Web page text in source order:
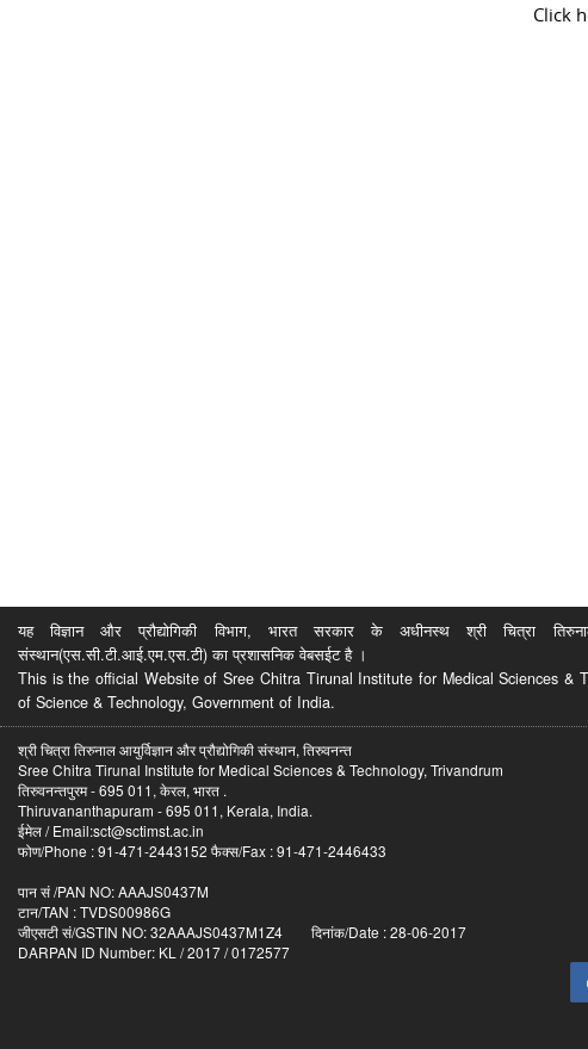
Click
यह विज्ञान और प्रौद्योगिकी विभाग, भारत सरकार के अधीनस्थ श्री चित्रा तिरुनाल
संस्थान(एस.सी.टी.आई.एम.एस.टी) का प्रशासनिक वेबसईट है ।
This is the official Website of Sree Chitra Tirunal Institute for Medical Sciences &
of Science & Technology, Government of India.
श्री चित्रा तिरुनाल आयुर्विज्ञान और प्रौद्योगिकी संस्थान, तिरुवनन्त
Sree Chitra Tirunal Institute for Medical Sciences & Technology, Trivandrum
तिरुवनन्तपुरम - 695 011, केरल, भारत .
Thiruvananthapuram - 695 011, Kerala, India.
ईमेल / Email:sct@sctimst.ac.in
फोण/Phone : 91-471-2443152 फैक्स/Fax : 91-471-2446433
पान सं /PAN NO: AAAJS0437M
टान/TAN : TVDS00986G
जीएसटी सं/GSTIN NO: 32AAAJS0437M1Z4 दिनांक/Date : 28-06-2017
DARPAN ID Number: KL / 2017 / 0172577